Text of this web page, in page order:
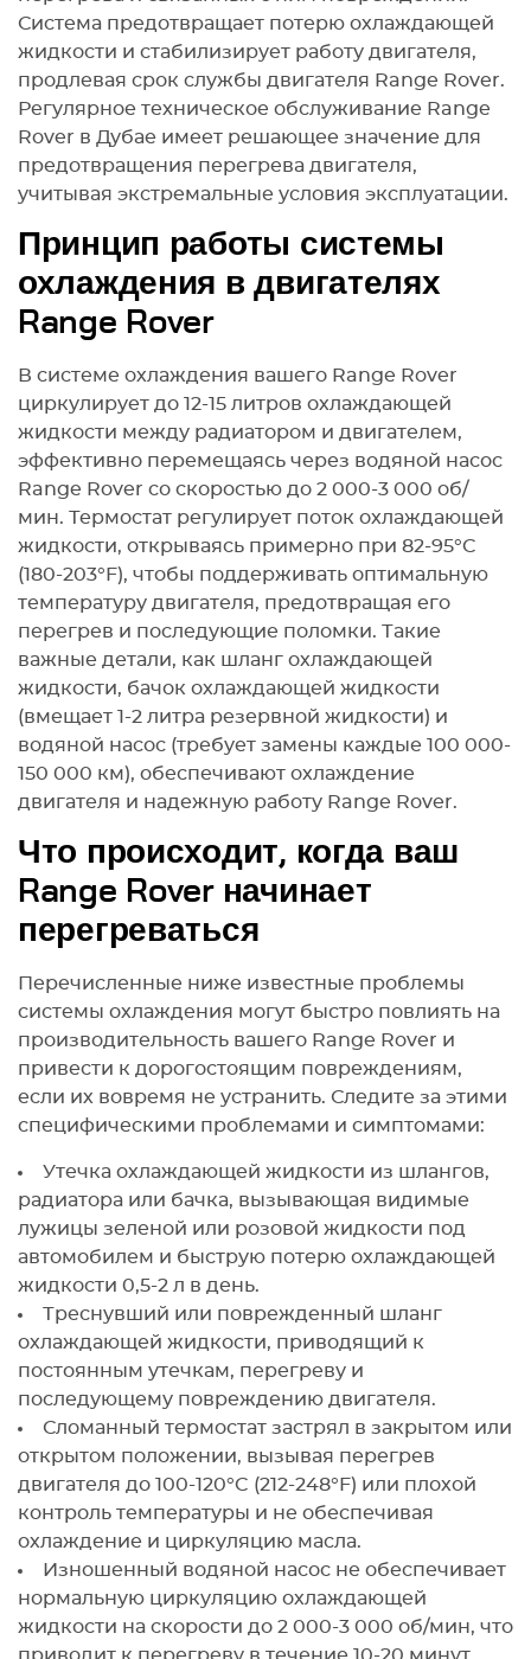
Система предотвращает потерю охлаждающей
жидкости и стабилизирует работу двигателя,
продлевая срок службы двигателя Range Rover.
Регулярное техническое обслуживание Range
Rover в Дубае имеет решающее значение для
предотвращения перегрева двигателя,
учитывая экстремальные условия эксплуатации.
Принцип работы системы
охлаждения в двигателях
Range Rover
В системе охлаждения вашего Range Rover
циркулирует до 12-15 литров охлаждающей
жидкости между радиатором и двигателем,
эффективно перемещаясь через водяной насос
Range Rover со скоростью до 2 000-3 000 об/
мин. Термостат регулирует поток охлаждающей
жидкости, открываясь примерно при 82-95°C
(180-203°F), чтобы поддерживать оптимальную
температуру двигателя, предотвращая его
перегрев и последующие поломки. Такие
важные детали, как шланг охлаждающей
жидкости, бачок охлаждающей жидкости
(вмещает 1-2 литра резервной жидкости) и
водяной насос (требует замены каждые 100 000-
150 000 км), обеспечивают охлаждение
двигателя и надежную работу Range Rover.
Что происходит, когда ваш
Range Rover начинает
перегреваться
Перечисленные ниже известные проблемы
системы охлаждения могут быстро повлиять на
производительность вашего Range Rover и
привести к дорогостоящим повреждениям,
если их вовремя не устранить. Следите за этими
специфическими проблемами и симптомами:
Утечка охлаждающей жидкости из шлангов,
радиатора или бачка, вызывающая видимые
лужицы зеленой или розовой жидкости под
автомобилем и быструю потерю охлаждающей
жидкости 0,5-2 л в день.
Треснувший или поврежденный шланг
охлаждающей жидкости, приводящий к
постоянным утечкам, перегреву и
последующему повреждению двигателя.
Сломанный термостат застрял в закрытом или
открытом положении, вызывая перегрев
двигателя до 100-120°C (212-248°F) или плохой
контроль температуры и не обеспечивая
охлаждение и циркуляцию масла.
Изношенный водяной насос не обеспечивает
нормальную циркуляцию охлаждающей
жидкости на скорости до 2 000-3 000 об/мин, что